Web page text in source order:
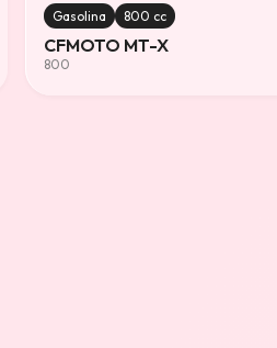
Gasolina 800 cc
CFMOTO MT-X
800